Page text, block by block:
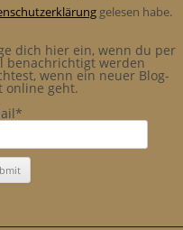
gelesen habe.
dich hier ein, wenn du per
benachrichtigt werden
wenn ein neuer Blog-
online geht.